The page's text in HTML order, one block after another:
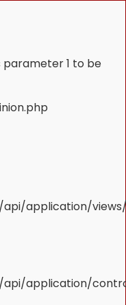
1 to be
application/
application/